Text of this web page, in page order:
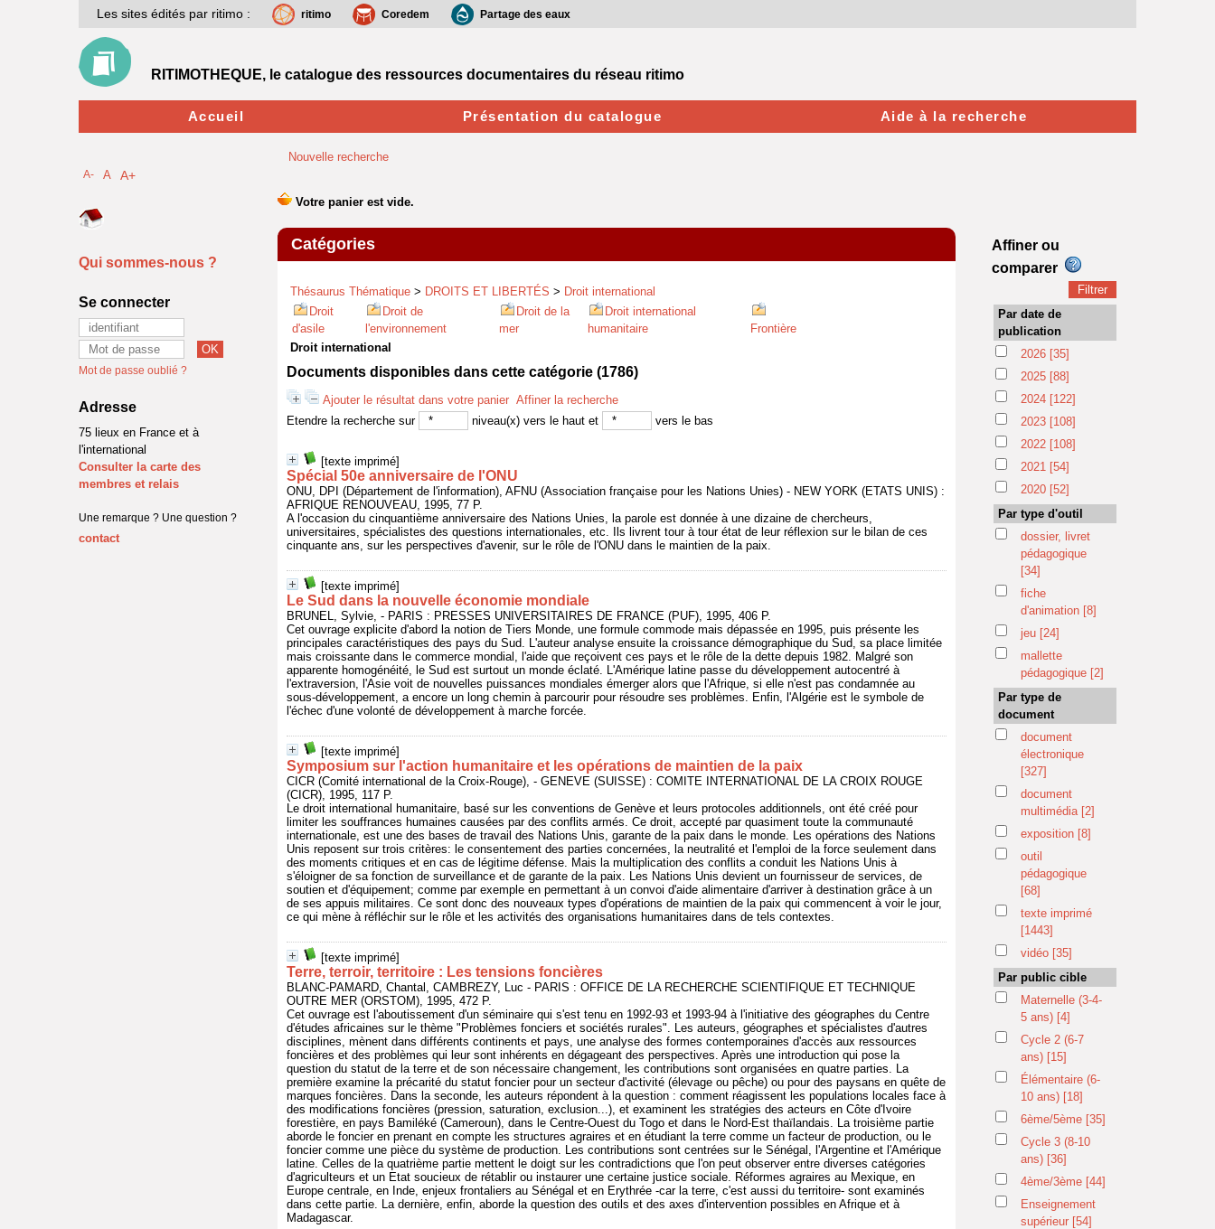
Nouvelle recherche
Catégories
Thésaurus Thématique > DROITS ET LIBERTÉS > Droit international
Droit
d'asile
Droit de
l'environnement
Droit de la
mer
Droit international
humanitaire
Frontière
Droit international
Documents disponibles dans cette catégorie (1786)
Ajouter le résultat dans votre panier Affiner la recherche
Etendre la recherche sur
niveau(x) vers le haut et vers le bas
[texte imprimé]
Spécial 50e anniversaire de l'ONU
ONU, DPI (Département de l'information), AFNU (Association française pour les Nations Unies) - NEW YORK (ETATS UNIS) :
AFRIQUE RENOUVEAU, 1995, 77 P.
A l'occasion du cinquantième anniversaire des Nations Unies, la parole est donnée à une dizaine de chercheurs,
universitaires, spécialistes des questions internationales, etc. Ils livrent tour à tour état de leur réflexion sur le bilan de ces
cinquante ans, sur les perspectives d'avenir, sur le rôle de l'ONU dans le maintien de la paix.
[texte imprimé]
Le Sud dans la nouvelle économie mondiale
BRUNEL, Sylvie, - PARIS : PRESSES UNIVERSITAIRES DE FRANCE (PUF), 1995, 406 P.
Cet ouvrage explicite d'abord la notion de Tiers Monde, une formule commode mais dépassée en 1995, puis présente les
principales caractéristiques des pays du Sud. L'auteur analyse ensuite la croissance démographique du Sud, sa place limitée
mais croissante dans le commerce mondial, l'aide que reçoivent ces pays et le rôle de la dette depuis 1982. Malgré son
apparente homogénéité, le Sud est surtout un monde éclaté. L'Amérique latine passe du développement autocentré à
l'extraversion, l'Asie voit de nouvelles puissances mondiales émerger alors que l'Afrique, si elle n'est pas condamnée au
sous-développement, a encore un long chemin à parcourir pour résoudre ses problèmes. Enfin, l'Algérie est le symbole de
l'échec d'une volonté de développement à marche forcée.
[texte imprimé]
Symposium sur l'action humanitaire et les opérations de maintien de la paix
CICR (Comité international de la Croix-Rouge), - GENEVE (SUISSE) : COMITE INTERNATIONAL DE LA CROIX ROUGE
(CICR), 1995, 117 P.
Le droit international humanitaire, basé sur les conventions de Genève et leurs protocoles additionnels, ont été créé pour
limiter les souffrances humaines causées par des conflits armés. Ce droit, accepté par quasiment toute la communauté
internationale, est une des bases de travail des Nations Unis, garante de la paix dans le monde. Les opérations des Nations
Unis reposent sur trois critères: le consentement des parties concernées, la neutralité et l'emploi de la force seulement dans
des moments critiques et en cas de légitime défense. Mais la multiplication des conflits a conduit les Nations Unis à
s'éloigner de sa fonction de surveillance et de garante de la paix. Les Nations Unis devient un fournisseur de services, de
soutien et d'équipement; comme par exemple en permettant à un convoi d'aide alimentaire d'arriver à destination grâce à un
de ses appuis militaires. Ce sont donc des nouveaux types d'opérations de maintien de la paix qui commencent à voir le jour,
ce qui mène à réfléchir sur le rôle et les activités des organisations humanitaires dans de tels contextes.
[texte imprimé]
Terre, terroir, territoire : Les tensions foncières
BLANC-PAMARD, Chantal, CAMBREZY, Luc - PARIS : OFFICE DE LA RECHERCHE SCIENTIFIQUE ET TECHNIQUE
OUTRE MER (ORSTOM), 1995, 472 P.
Cet ouvrage est l'aboutissement d'un séminaire qui s'est tenu en 1992-93 et 1993-94 à l'initiative des géographes du Centre
d'études africaines sur le thème "Problèmes fonciers et sociétés rurales". Les auteurs, géographes et spécialistes d'autres
disciplines, mènent dans différents continents et pays, une analyse des formes contemporaines d'accès aux ressources
foncières et des problèmes qui leur sont inhérents en dégageant des perspectives. Après une introduction qui pose la
question du statut de la terre et de son nécessaire changement, les contributions sont organisées en quatre parties. La
première examine la précarité du statut foncier pour un secteur d'activité (élevage ou pêche) ou pour des paysans en quête de
marques foncières. Dans la seconde, les auteurs répondent à la question : comment réagissent les populations locales face à
des modifications foncières (pression, saturation, exclusion...), et examinent les stratégies des acteurs en Côte d'Ivoire
forestière, en pays Bamiléké (Cameroun), dans le Centre-Ouest du Togo et dans le Nord-Est thaïlandais. La troisième partie
aborde le foncier en prenant en compte les structures agraires et en étudiant la terre comme un facteur de production, ou le
foncier comme une pièce du système de production. Les contributions sont centrées sur le Sénégal, l'Argentine et l'Amérique
latine. Celles de la quatrième partie mettent le doigt sur les contradictions que l'on peut observer entre diverses catégories
d'agriculteurs et un Etat soucieux de rétablir ou instaurer une certaine justice sociale. Réformes agraires au Mexique, en
Europe centrale, en Inde, enjeux frontaliers au Sénégal et en Erythrée -car la terre, c'est aussi du territoire- sont examinés
dans cette partie. La dernière, enfin, aborde la question des outils et des axes d'intervention possibles en Afrique et à
Madagascar.
Les sites édités par ritimo : ritimo Coredem Partage des eaux
RITIMOTHEQUE, le catalogue des ressources documentaires du réseau ritimo
Accueil Présentation du catalogue Aide à la recherche
A- A A+
Qui sommes-nous ?
Se connecter
Mot de passe oublié ?
Adresse
75 lieux en France et à
l'international
Consulter la carte des
membres et relais
Une remarque ? Une question ?
contact
Affiner ou
comparer
Par date de
publication
2026 [35]
2025 [88]
2024 [122]
2023 [108]
2022 [108]
2021 [54]
2020 [52]
Par type d'outil
dossier, livret
pédagogique
[34]
fiche
d'animation [8]
jeu [24]
mallette
pédagogique [2]
Par type de
document
document
électronique
[327]
document
multimédia [2]
exposition [8]
outil
pédagogique
[68]
texte imprimé
[1443]
vidéo [35]
Par public cible
Maternelle (3-4-
5 ans) [4]
Cycle 2 (6-7
ans) [15]
Élémentaire (6-
10 ans) [18]
6ème/5ème [35]
Cycle 3 (8-10
ans) [36]
4ème/3ème [44]
Enseignement
supérieur [54]